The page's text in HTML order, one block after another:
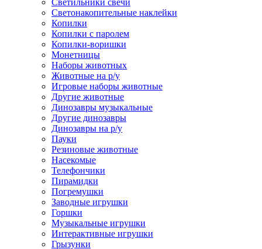
Светильники свечи
Светонакопительные наклейки
Копилки
Копилки с паролем
Копилки-воришки
Монетницы
Наборы животных
Животные на р/у
Игровые наборы животные
Другие животные
Динозавры музыкальные
Другие динозавры
Динозавры на р/у
Пауки
Резиновые животные
Насекомые
Телефончики
Пирамидки
Погремушки
Заводные игрушки
Горшки
Музыкальные игрушки
Интерактивные игрушки
Грызунки